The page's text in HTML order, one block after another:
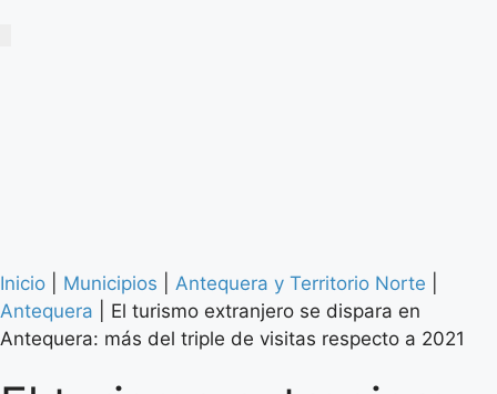
Inicio Municipios Antequera y Territorio Norte
Antequera
El turismo extranjero se dispara en
Antequera: más del triple de visitas respecto a 2021